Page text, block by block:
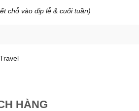
chỗ vào dịp lễ & cuối tuần)
HÀNG